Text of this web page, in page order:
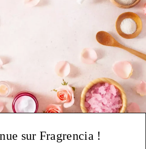
sur Fragrencia !